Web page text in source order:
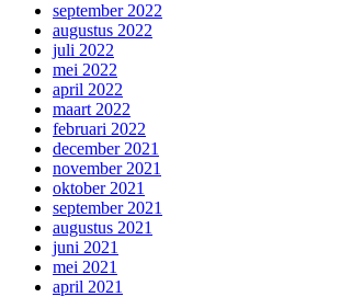
september 2022
augustus 2022
juli 2022
mei 2022
april 2022
maart 2022
februari 2022
december 2021
november 2021
oktober 2021
september 2021
augustus 2021
juni 2021
mei 2021
april 2021